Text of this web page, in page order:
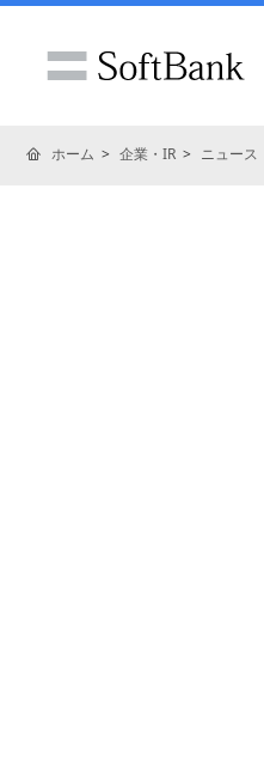
ホーム 企業・IR ニュース